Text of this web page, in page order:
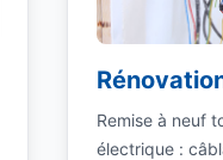
Remise à neuf
électrique :